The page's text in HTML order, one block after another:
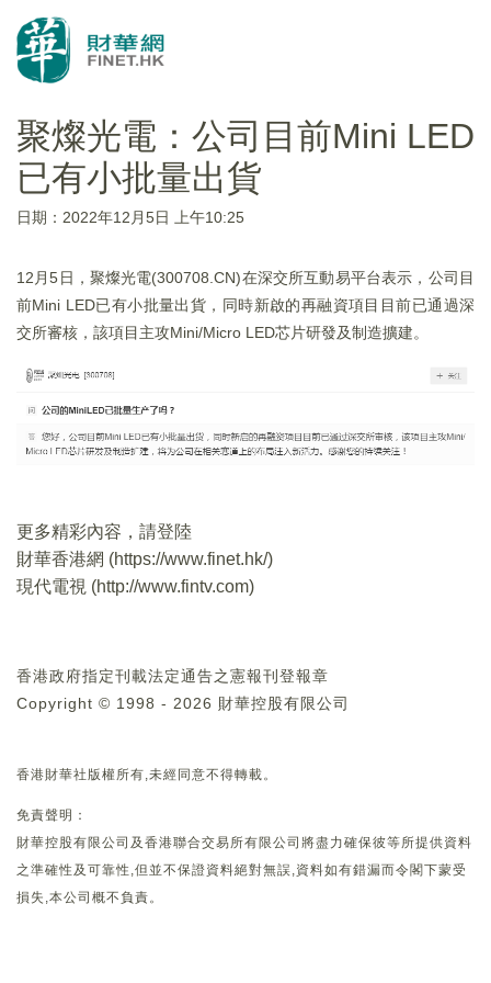
聚燦光電：公司目前Mini LED
已有小批量出貨
日期：2022年12月5日 上午10:25
12月5日，聚燦光電(300708.CN)在深交所互動易平台表示，公司目
前Mini LED已有小批量出貨，同時新啟的再融資項目目前已通過深
交所審核，該項目主攻Mini/Micro LED芯片研發及制造擴建。
更多精彩內容，請登陸
財華香港網 (https://www.finet.hk/)
現代電視 (http://www.fintv.com)
香港政府指定刊載法定通告之憲報刊登報章
Copyright © 1998 - 2026 財華控股有限公司
香港財華社版權所有,未經同意不得轉載。
免責聲明：
財華控股有限公司及香港聯合交易所有限公司將盡力確保彼等所提供資料
之準確性及可靠性,但並不保證資料絕對無誤,資料如有錯漏而令閣下蒙受
損失,本公司概不負責。